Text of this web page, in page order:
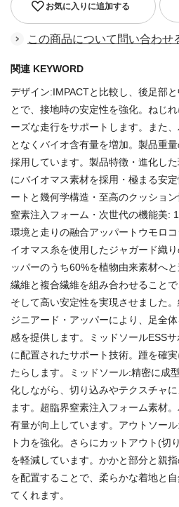
お気に入りに追加する
この商品について問い合わせ
関連 KEYWORD
デザイン:IMPACTと比較し、後足部
とで、接地時の安定性を強化。ねじ
ーズな走行をサポートします。また
となくバイオ含有量を増加。製品重
採用しています。製品特徴・進化し
にバイオマス素材を採用・極まる安
ートと幾何学構造・至高のクッショ
窒素注入フォーム・次世代の機能美:
環境と走りの融合アッパートウモロ
イオマス糸を使用したジャガード織
ッパーのうち60%を植物由来素材へ
繊維と複合繊維を組み合わせることで
そして高い安定性を実現させました
ジニアード・アッパーにより、足全
感を提供します。ミッドソールESS
に配置されたサポート技術。踵を確
たらします。ミッドソール:精密に成
化しながら、切り込みやテクスチャ
ます。超臨界窒素注入フォーム素材
有量が向上しています。アウトソー
ト力を強化。さらにカットアウト(切
を軽減しています。かかと部分と親
を配置することで、柔らかな着地と
てくれます。